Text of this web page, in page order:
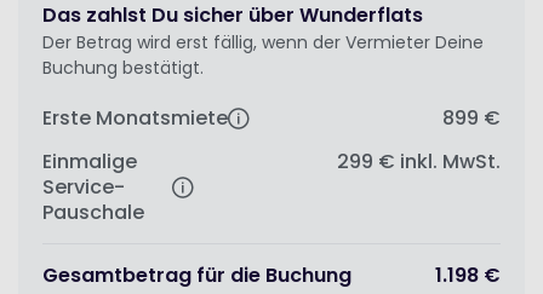
Das zahlst Du sicher über Wunderflats
Der Betrag wird erst fällig, wenn der Vermieter Deine
Buchung bestätigt.
Erste Monatsmiete
899 €
Einmalige
Service-
Pauschale
299 € inkl. MwSt.
Gesamtbetrag für die Buchung 1.198 €